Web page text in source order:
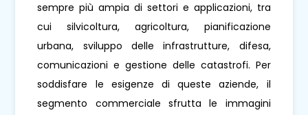
sempre più ampia di settori e applicazioni, tra
cui silvicoltura, agricoltura, pianificazione
urbana, sviluppo delle infrastrutture, difesa,
comunicazioni e gestione delle catastrofi. Per
soddisfare le esigenze di queste aziende, il
segmento commerciale sfrutta le immagini